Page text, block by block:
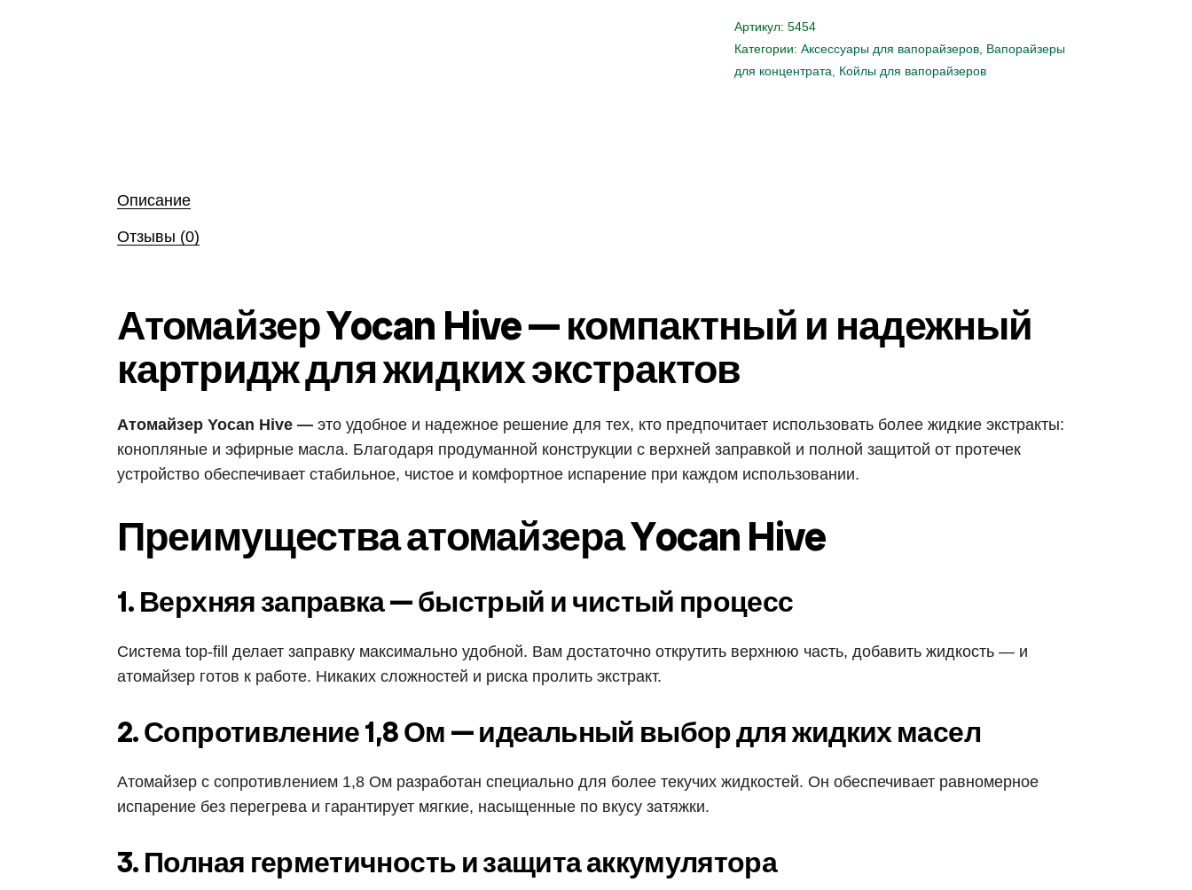
Артикул: 5454
Категории: Аксессуары для вапорайзеров, Вапорайзеры
для концентрата
Койлы для вапорайзеров
Описание
Отзывы (0)
Атомайзер Yocan Hive — компактный и надежный
картридж для жидких экстрактов
Атомайзер Yocan Hive — это удобное и надежное решение для тех, кто предпочитает использовать более жидкие экстракты:
конопляные и эфирные масла. Благодаря продуманной конструкции с верхней заправкой и полной защитой от протечек
устройство обеспечивает стабильное, чистое и комфортное испарение при каждом использовании.
Преимущества атомайзера Yocan Hive
1. Верхняя заправка — быстрый и чистый процесс
Система top-fill делает заправку максимально удобной. Вам достаточно открутить верхнюю часть, добавить жидкость — и
атомайзер готов к работе. Никаких сложностей и риска пролить экстракт.
2. Сопротивление 1,8 Ом — идеальный выбор для жидких масел
Атомайзер с сопротивлением 1,8 Ом разработан специально для более текучих жидкостей. Он обеспечивает равномерное
испарение без перегрева и гарантирует мягкие, насыщенные по вкусу затяжки.
3. Полная герметичность и защита аккумулятора